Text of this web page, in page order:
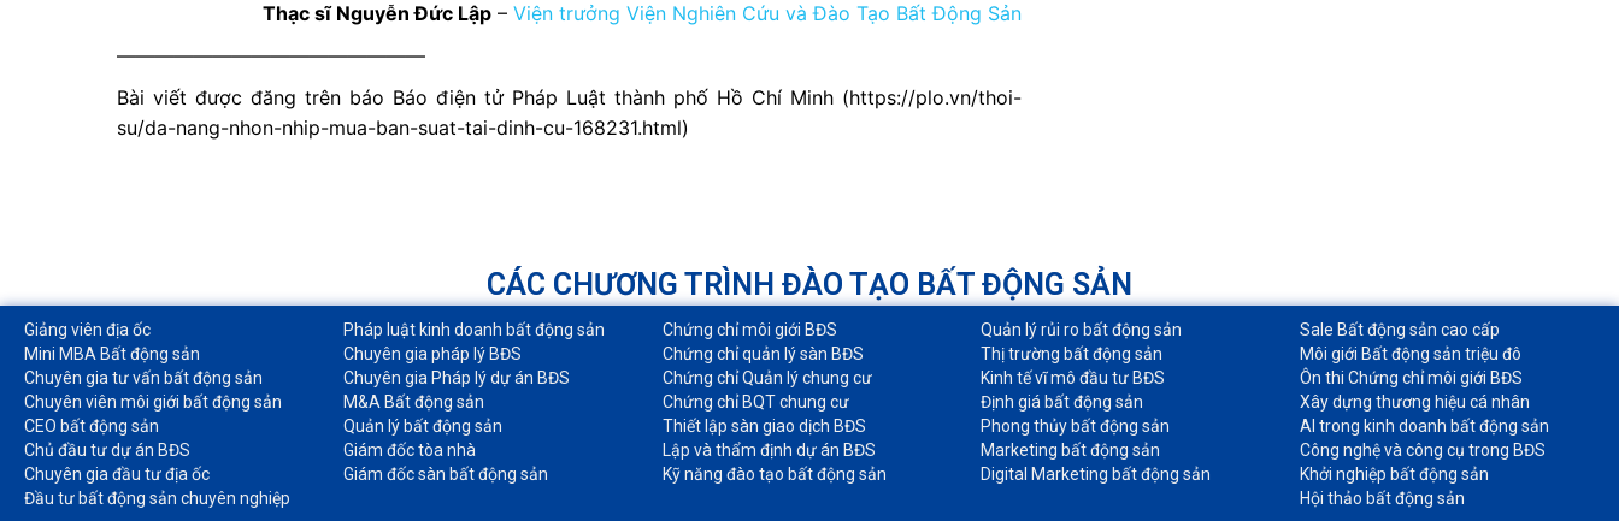
Thạc sĩ Nguyễn Đức Lập– Viện trưởng Viện Nghiên Cứu và Đào Tạo Bất Động Sản
————————————————
Bài viết được đăng trên báo Báo điện tử Pháp Luật thành phố Hồ Chí Minh (https://plo.vn/thoi-
su/da-nang-nhon-nhip-mua-ban-suat-tai-dinh-cu-168231.html)
CÁC CHƯƠNG TRÌNH ĐÀO TẠO BẤT ĐỘNG SẢN
Giảng viên địa ốc
Mini MBA Bất động sản
Chuyên gia tư vấn bất động sản
Chuyên viên môi giới bất động sản​
CEO bất động sản
Chủ đầu tư dự án BĐS
Chuyên gia đầu tư địa ốc​
Đầu tư bất động sản chuyên nghiệp
Pháp luật kinh doanh bất động sản​
Chuyên gia pháp lý BĐS
Chuyên gia Pháp lý dự án BĐS
M&A Bất động sản​
Quản lý bất động sản
Giám đốc tòa nhà​
Giám đốc sàn bất động sản
Chứng chỉ môi giới BĐS​
Chứng chỉ quản lý sàn BĐS
Chứng chỉ Quản lý chung cư​
Chứng chỉ BQT chung cư​
Thiết lập sàn giao dịch BĐS​
Lập và thẩm định dự án BĐS​
Kỹ năng đào tạo bất động sản​
Quản lý rủi ro bất động sản​
Thị trường bất động sản​
Kinh tế vĩ mô đầu tư BĐS​
Định giá bất động sản​
Phong thủy bất động sản​
Marketing bất động sản​
Digital Marketing bất động sản​
Sale Bất động sản cao cấp​
Môi giới Bất động sản triệu đô​
Ôn thi Chứng chỉ môi giới BĐS​
Xây dựng thương hiệu cá nhân​
AI trong kinh doanh bất động sản​
Công nghệ và công cụ trong BĐS​
Khởi nghiệp bất động sản​
Hội thảo bất động sản​